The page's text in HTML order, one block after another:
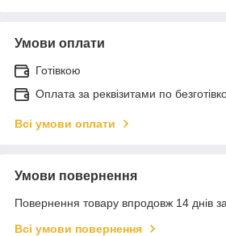
Умови оплати
Готівкою
Оплата за реквізитами по
Всі умови оплати
Умови повернення
Повернення товару впродовж 14 днів
Всі умови повернення